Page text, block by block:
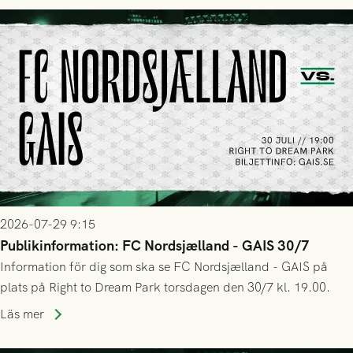
2026-07-29 9:15
Publikinformation: FC Nordsjælland - GAIS 30/7
Information för dig som ska se FC Nordsjælland - GAIS på
plats på Right to Dream Park torsdagen den 30/7 kl. 19.00.
Läs mer